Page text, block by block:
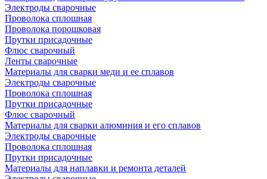
Электроды сварочные
Проволока сплошная
Проволока порошковая
Прутки присадочные
Флюс сварочный
Ленты сварочные
Материалы для сварки меди и ее сплавов
Электроды сварочные
Проволока сплошная
Прутки присадочные
Флюс сварочный
Материалы для сварки алюминия и его сплавов
Электроды сварочные
Проволока сплошная
Прутки присадочные
Материалы для наплавки и ремонта деталей